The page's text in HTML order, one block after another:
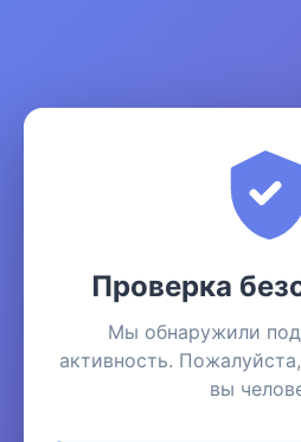
Проверка
Мы обнаружили
активность.
вы